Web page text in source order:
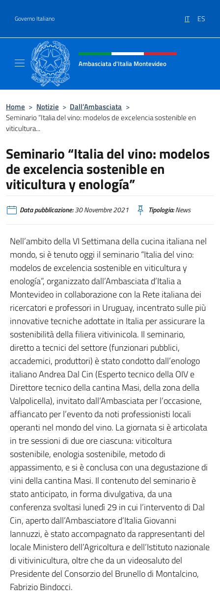
Governo Italiano IT ES
Intestazione sito, social e menù
Ambasciata d'Italia Montevideo
Home > Notizie > Dall’Ambasciata >
Seminario “Italia del vino: modelos de excelencia sostenible en
viticultura...
Seminario “Italia del vino: modelos
de excelencia sostenible en
viticultura y enología”
Data pubblicazione:30 Novembre 2021 Tipologia:News
Nell’ambito della VI Settimana della cucina italiana nel
mondo, si è tenuto oggi il seminario “Italia del vino:
modelos de excelencia sostenible en viticultura y
enología”, organizzato dall’Ambasciata d’Italia a
Montevideo in collaborazione con la Rete italiana dei
ricercatori e professori in Uruguay, incentrato sulle più
innovative tecniche adottate in Italia per assicurare la
sostenibilità della filiera vitivinicola. Il seminario,
diretto a tecnici del settore (funzionari pubblici,
accademici, produttori) è stato condotto dall’enologo
italiano Andrea Dal Cin (Esperto tecnico della OIV e
Direttore tecnico della cantina Masi, della zona della
Valpolicella), invitato dall’Ambasciata per l’occasione,
affiancato per l’evento da noti professionisti locali
operanti nel mondo del vino. La giornata si è articolata
in tre sessioni di due ore ciascuna: viticoltura
sostenibile, enologia sostenibile, metodo di
appassimento, e si è conclusa con una degustazione di
vini della cantina Masi. Il contenuto del seminario è
stato anticipato, in forma divulgativa, da una
conferenza svoltasi lunedì 29 in cui l’intervento di Dal
Cin, aperto dall’Ambasciatore d’Italia Giovanni
Iannuzzi, è stato accompagnato da rappresentanti del
locale Ministero dell’Agricoltura e dell’Istituto nazionale
di vitivinicultura, oltre che da un videosaluto del
Presidente del Consorzio del Brunello di Montalcino,
Fabrizio Bindocci.